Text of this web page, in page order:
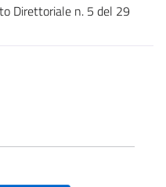
Direttoriale n. 5 del 29